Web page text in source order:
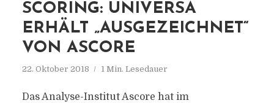
SCORING: UNIVERSA
ERHÄLT „AUSGEZEICHNET“
VON ASCORE
22. Oktober 2018 1 Min. Lesedauer
Das Analyse-Institut Ascore hat im